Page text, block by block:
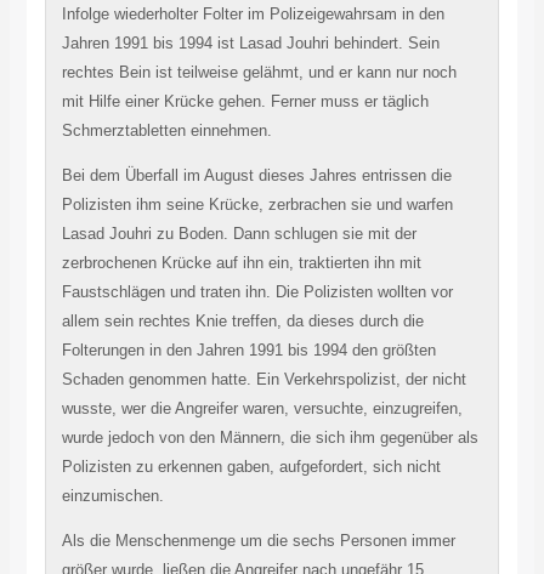
Infolge wiederholter Folter im Polizeigewahrsam in den
Jahren 1991 bis 1994 ist Lasad Jouhri behindert. Sein
rechtes Bein ist teilweise gelähmt, und er kann nur noch
mit Hilfe einer Krücke gehen. Ferner muss er täglich
Schmerztabletten einnehmen.
Bei dem Überfall im August dieses Jahres entrissen die
Polizisten ihm seine Krücke, zerbrachen sie und warfen
Lasad Jouhri zu Boden. Dann schlugen sie mit der
zerbrochenen Krücke auf ihn ein, traktierten ihn mit
Faustschlägen und traten ihn. Die Polizisten wollten vor
allem sein rechtes Knie treffen, da dieses durch die
Folterungen in den Jahren 1991 bis 1994 den größten
Schaden genommen hatte. Ein Verkehrspolizist, der nicht
wusste, wer die Angreifer waren, versuchte, einzugreifen,
wurde jedoch von den Männern, die sich ihm gegenüber als
Polizisten zu erkennen gaben, aufgefordert, sich nicht
einzumischen.
Als die Menschenmenge um die sechs Personen immer
größer wurde, ließen die Angreifer nach ungefähr 15